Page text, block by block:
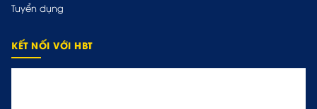
Tuyển dụng
KẾT NỐI VỚI HBT